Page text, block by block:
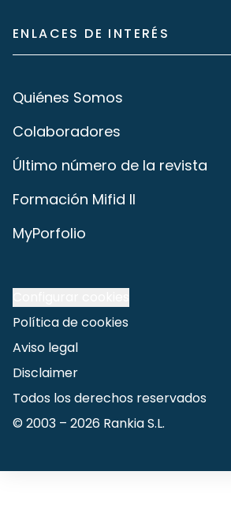
ENLACES DE INTERÉS
Quiénes Somos
Colaboradores
Último número de la revista
Formación Mifid II
MyPorfolio
Política de cookies
Aviso legal
Disclaimer
Todos los derechos reservados
© 2003 – 2026 Rankia S.L.